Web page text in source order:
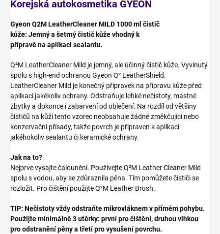
Korejská autokosmetika GYEON
Gyeon Q2M LeatherCleaner MILD 1000 ml čistič
kůže: Jemný a šetrný čistič kůže vhodný k
přípravě na aplikaci sealantu.
Q²M LeatherCleaner Mild je jemný, ale účinný čistič kůže. Vyvinutý
spolu s high-end ochranou Gyeon Q² LeatherShield.
LeatherCleaner Mild je konečný přípravek na přípravu kůže před
aplikací jakékoliv ochrany. Odstraňuje lehké nečistoty, mastné
zbytky a dokonce i zabarvení od oblečení. Na rozdíl od většiny
čističů na kůži tento vzorec neobsahuje žádné změkčující nebo
konzervační přísady, takže povrch je připraven k aplikaci
jakéhokoliv sealantu či keramické ochrany.
Jak na to?
Nejprve vysajte čalounění. Používejte Q²M Leather Cleaner Mild
spolu s vodou, aby se zdůraznila pěna. Tím pomůžete čističi se
rozložit. Pro čištění použijte Q²M Leather Brush.
TIP: Nečistoty vždy odstraňte mikrovláknem v přímém pohybu.
Použijte minimálně 3 utěrky: první pro čištění, druhou vlhkou
pro odstranění pěny a třetí pro vysušení povrchu.